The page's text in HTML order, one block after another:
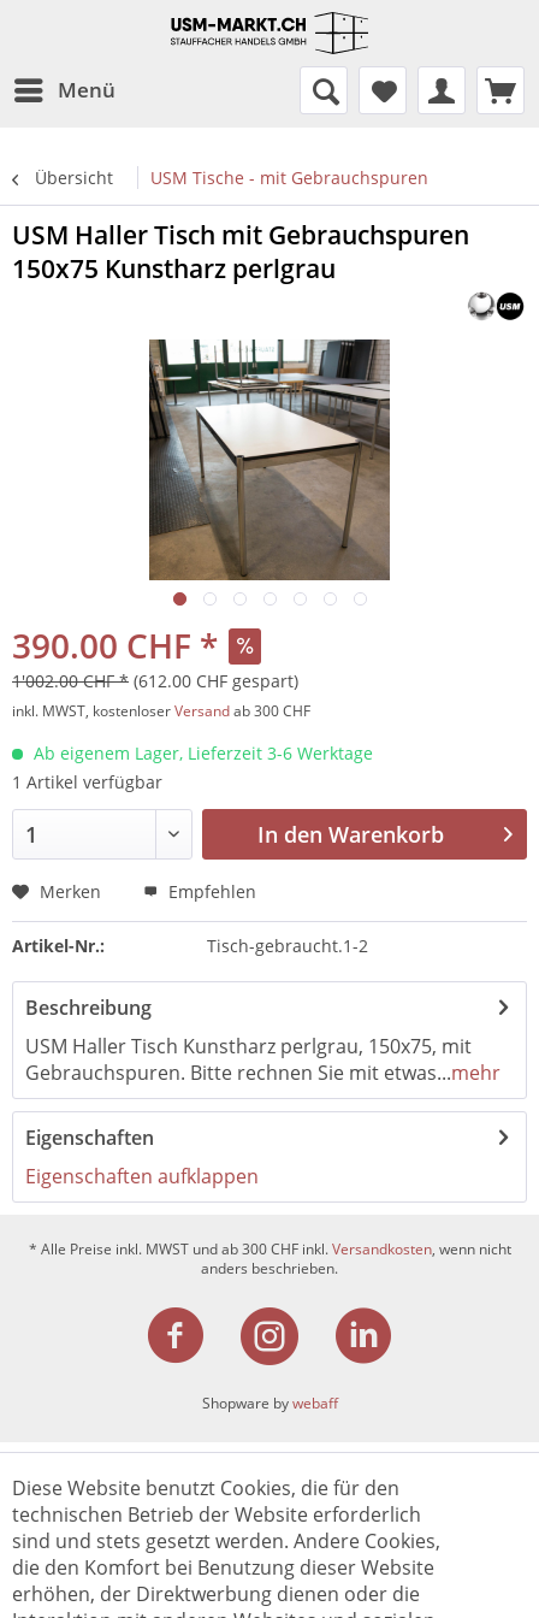
Menü
Übersicht USM Tische - mit Gebrauchspuren
USM Haller Tisch mit Gebrauchspuren
150x75 Kunstharz perlgrau
390.00 CHF *
1'002.00 CHF * (612.00 CHF gespart)
inkl. MWST, kostenloserVersandab 300 CHF
Ab eigenem Lager, Lieferzeit 3-6 Werktage
1 Artikel verfügbar
In den Warenkorb
Merken Empfehlen
Artikel-Nr.: Tisch-gebraucht.1-2
Beschreibung
USM Haller Tisch Kunstharz perlgrau, 150x75, mit
Gebrauchspuren. Bitte rechnen Sie mit etwas...mehr
Eigenschaften
Eigenschaften aufklappen
* Alle Preise inkl. MWST und ab 300 CHF inkl.Versandkosten, wenn nicht
anders beschrieben.
Shopware bywebaff
Diese Website benutzt Cookies, die für den
technischen Betrieb der Website erforderlich
sind und stets gesetzt werden. Andere Cookies,
die den Komfort bei Benutzung dieser Website
erhöhen, der Direktwerbung dienen oder die